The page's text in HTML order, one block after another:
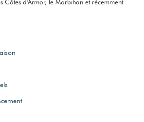
Côtes d'Armor, le Morbihan et récemment